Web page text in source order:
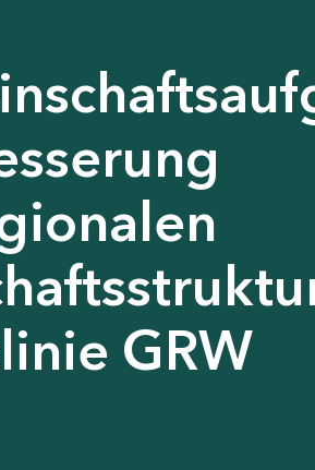
GRW